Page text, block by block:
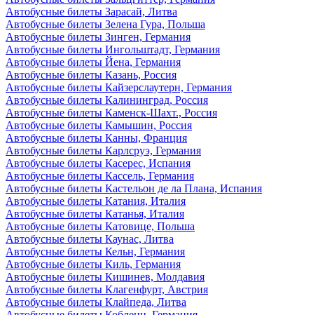
Автобусные билеты Зарасай, Литва
Автобусные билеты Зелена Гура, Польша
Автобусные билеты Зинген, Германия
Автобусные билеты Ингольштадт, Германия
Автобусные билеты Йена, Германия
Автобусные билеты Казань, Россия
Автобусные билеты Кайзерслаутерн, Германия
Автобусные билеты Калининград, Россия
Автобусные билеты Каменск-Шахт., Россия
Автобусные билеты Камышин, Россия
Автобусные билеты Канны, Франция
Автобусные билеты Карлсруэ, Германия
Автобусные билеты Касерес, Испания
Автобусные билеты Кассель, Германия
Автобусные билеты Кастельон де ла Плана, Испания
Автобусные билеты Катания, Италия
Автобусные билеты Катанья, Италия
Автобусные билеты Катовице, Польша
Автобусные билеты Каунас, Литва
Автобусные билеты Кельн, Германия
Автобусные билеты Киль, Германия
Автобусные билеты Кишинев, Молдавия
Автобусные билеты Клагенфурт, Австрия
Автобусные билеты Клайпеда, Литва